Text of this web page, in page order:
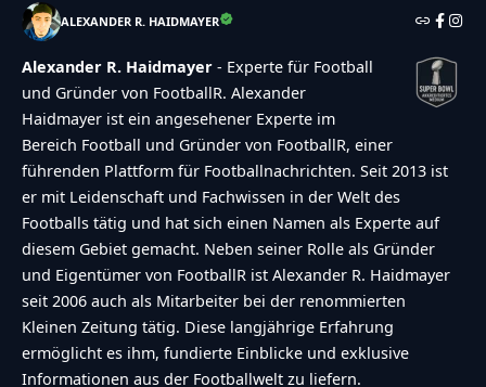
ALEXANDER R. HAIDMAYER
Alexander R. Haidmayer - Experte für Football
und Gründer von FootballR. Alexander
Haidmayer ist ein angesehener Experte im
Bereich Football und Gründer von FootballR, einer
führenden Plattform für Footballnachrichten. Seit 2013 ist
er mit Leidenschaft und Fachwissen in der Welt des
Footballs tätig und hat sich einen Namen als Experte auf
diesem Gebiet gemacht. Neben seiner Rolle als Gründer
und Eigentümer von FootballR ist Alexander R. Haidmayer
seit 2006 auch als Mitarbeiter bei der renommierten
Kleinen Zeitung tätig. Diese langjährige Erfahrung
ermöglicht es ihm, fundierte Einblicke und exklusive
Informationen aus der Footballwelt zu liefern.